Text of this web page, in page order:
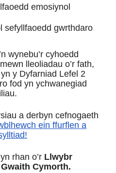
emosiynol
sefyllfaoedd gwrthdaro
wynebu’r cyhoedd
lleoliadau o’r fath,
y Dyfarniad Lefel 2
fod yn ychwanegiad
a derbyn cefnogaeth
ein ffurflen a
rhan o’r Llwybr
Cymorth.